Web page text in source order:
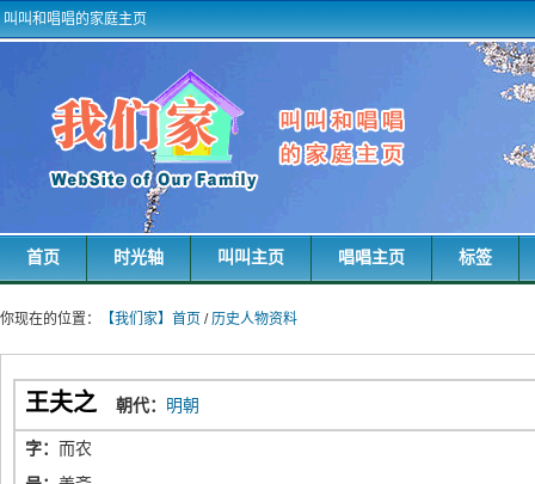
叫叫和唱唱的家庭主页
首页 时光轴 叫叫主页 唱唱主页 标签
你现在的位置： 【我们家】首页 /历史人物资料
王夫之 朝代： 明朝
字： 而农